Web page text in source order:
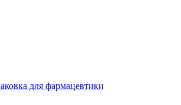
для фармацевтики